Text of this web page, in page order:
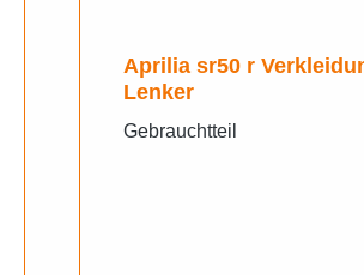
Aprilia sr50 r
Lenker